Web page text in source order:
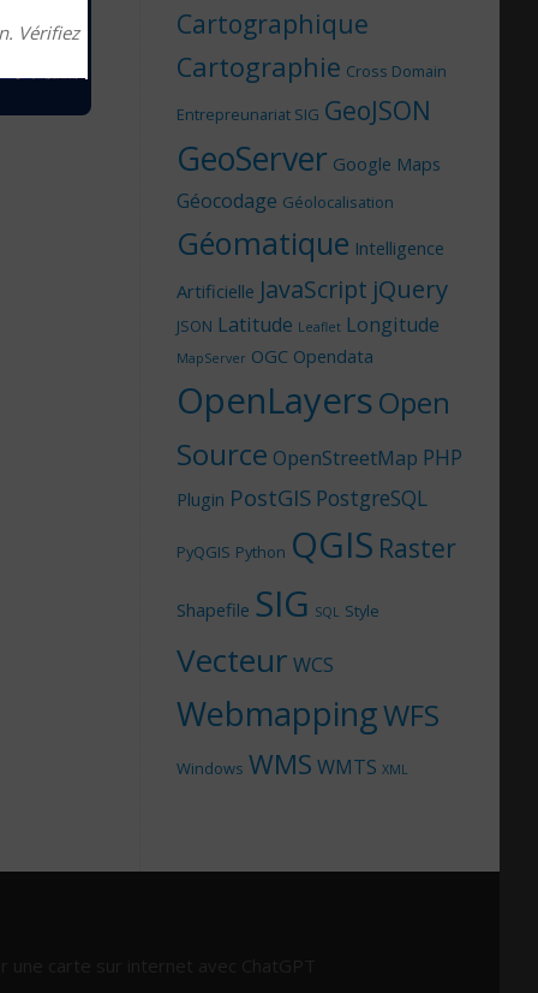
Cartographique
Cartographie Cross Domain
Entrepreunariat SIG GeoJSON
GeoServer Google Maps
Géocodage Géolocalisation
Géomatique Intelligence
Artificielle JavaScript jQuery
JSON Latitude Leaflet Longitude
MapServer OGC Opendata
OpenLayersOpen
Source OpenStreetMap PHP
Plugin PostGIS PostgreSQL
PyQGIS Python QGIS Raster
Shapefile SIG SQL Style
Vecteur WCS
WebmappingWFS
Windows WMS WMTS XML
Vérifiez